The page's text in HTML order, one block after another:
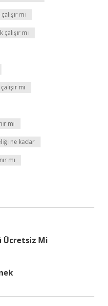
mı
mı
mı
mı
ne kadar
mı
Ücretsiz Mi